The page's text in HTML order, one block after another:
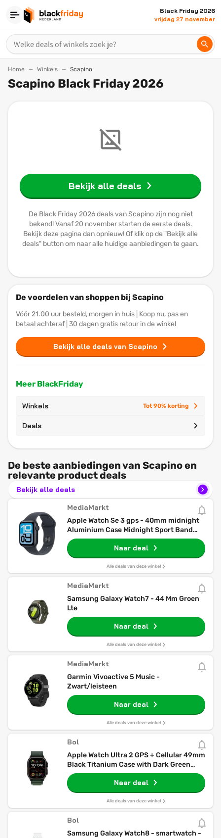
Black Friday 2026
vrijdag 27 november
Home Winkels Scapino
Scapino Black Friday 2026
Bekijk alle deals
De Black Friday 2026 deals van Scapino zijn nog niet
bekend! Vanaf 20 november starten de eerste deals.
Bekijk deze pagina dan opnieuw! Of klik op de "Bekijk alle
deals" button om naar alle huidige aanbiedingen te gaan.
De voordelen van shoppen bij Scapino
Vóór 21.00 uur besteld, morgen in huis | Koop nu, pas en
betaal achteraf | 30 dagen gratis retour in de winkel
Bekijk alle deals van Scapino
Meer BlackFriday
Winkels Tot 90% korting
Deals
De beste aanbiedingen van Scapino en
relevante product deals
Bekijk alle deals
MediaMarkt
Apple Watch Se 3 gps - 40mm midnight
Aluminium Case Midnight Sport Band
S/m Smartwatch
Naar deal
Alle deals van deze winkel
MediaMarkt
Samsung Galaxy Watch7 - 44 Mm Groen
Lte
Naar deal
Alle deals van deze winkel
MediaMarkt
Garmin Vivoactive 5 Music -
Zwart/leisteen
Naar deal
Alle deals van deze winkel
Bol
Apple Watch Ultra 2 GPS + Cellular 49mm
Black Titanium Case with Dark Green
Alpine Loop - Medium
Naar deal
Alle deals van deze winkel
Bol
Samsung Galaxy Watch8 - smartwatch -